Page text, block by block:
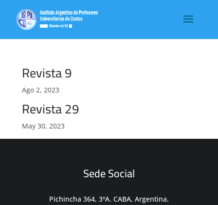
Revista 9
Ago 2, 2023
Revista 29
May 30, 2023
Sede Social
Pichincha 364, 3ºA. CABA, Argentina.